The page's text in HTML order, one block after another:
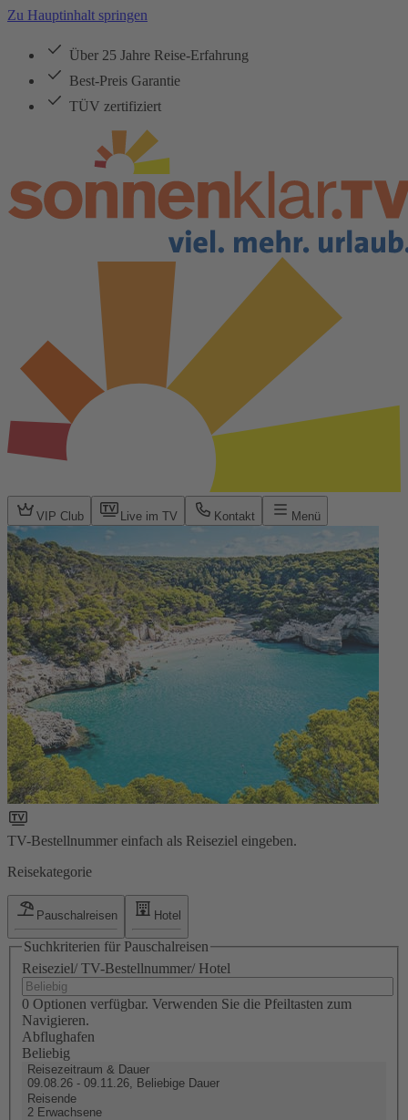
Zu Hauptinhalt springen
Über 25 Jahre Reise-Erfahrung
Best-Preis Garantie
TÜV zertifiziert
VIP Club Live im TV Kontakt Menü
TV-Bestellnummer einfach als Reiseziel eingeben.
Reisekategorie
Pauschalreisen Hotel
Suchkriterien für Pauschalreisen
Reiseziel/ TV-Bestellnummer/ Hotel
0 Optionen verfügbar. Verwenden Sie die Pfeiltasten zum
Navigieren.
Abflughafen
Beliebig
Reisezeitraum & Dauer
09.08.26 - 09.11.26, Beliebige Dauer
Reisende
2 Erwachsene